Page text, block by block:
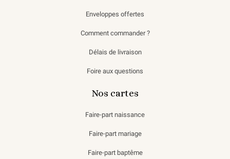
Enveloppes offertes
Comment commander ?
Délais de livraison
Foire aux questions
Nos cartes
Faire-part naissance
Faire-part mariage
Faire-part baptême